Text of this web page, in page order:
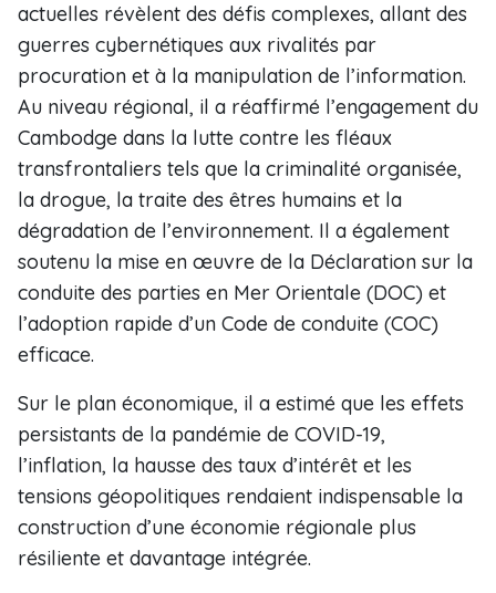
actuelles révèlent des défis complexes, allant des
guerres cybernétiques aux rivalités par
procuration et à la manipulation de l’information.
Au niveau régional, il a réaffirmé l’engagement du
Cambodge dans la lutte contre les fléaux
transfrontaliers tels que la criminalité organisée,
la drogue, la traite des êtres humains et la
dégradation de l’environnement. Il a également
soutenu la mise en œuvre de la Déclaration sur la
conduite des parties en Mer Orientale (DOC) et
l’adoption rapide d’un Code de conduite (COC)
efficace.
Sur le plan économique, il a estimé que les effets
persistants de la pandémie de COVID-19,
l’inflation, la hausse des taux d’intérêt et les
tensions géopolitiques rendaient indispensable la
construction d’une économie régionale plus
résiliente et davantage intégrée.